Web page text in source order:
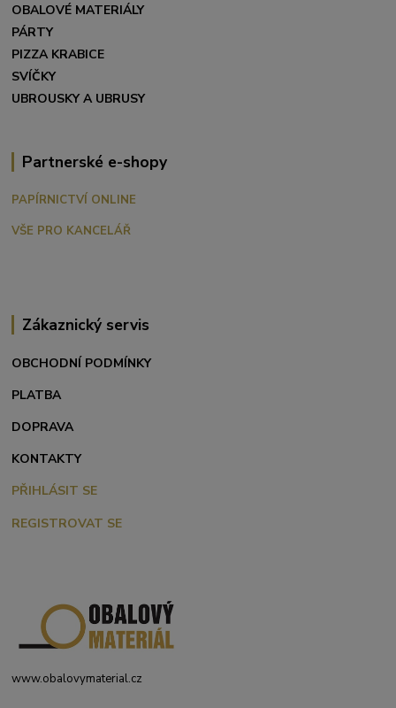
OBALOVÉ MATERIÁLY
PÁRTY
PIZZA KRABICE
SVÍČKY
UBROUSKY A UBRUSY
Partnerské e-shopy
PAPÍRNICTVÍ ONLINE
VŠE PRO KANCELÁŘ
Zákaznický servis
OBCHODNÍ PODMÍNKY
PLATBA
DOPRAVA
KONTAKTY
PŘIHLÁSIT SE
REGISTROVAT SE
www.obalovymaterial.cz